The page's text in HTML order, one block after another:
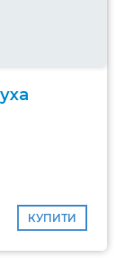
КУПИТИ